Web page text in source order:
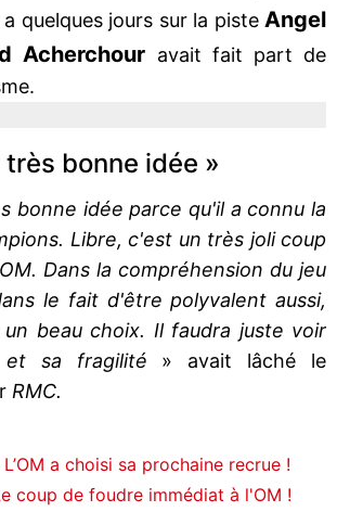
quelques jours sur la piste Angel
Acherchour avait fait part de
bonne idée »
bonne idée parce qu'il a connu la
Libre, c'est un très joli coup
Dans la compréhension du jeu
le fait d'être polyvalent aussi,
beau choix. Il faudra juste voir
et sa fragilité » avait lâché le
RMC.
a choisi sa prochaine recrue !
coup de foudre immédiat à l'OM !